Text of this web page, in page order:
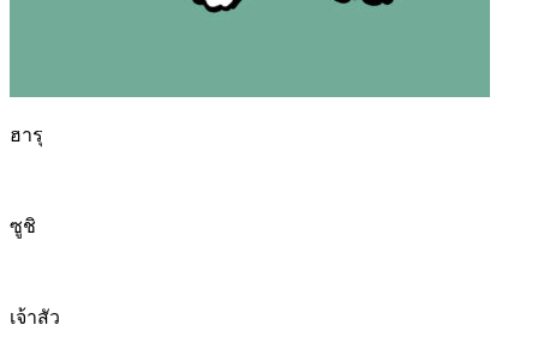
ฮารุ
ซูชิ
เจ้าสัว